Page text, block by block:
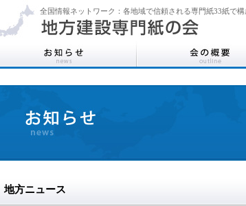
全国情報ネットワーク：各地域で信頼される専門紙33紙で構
地方ニュース